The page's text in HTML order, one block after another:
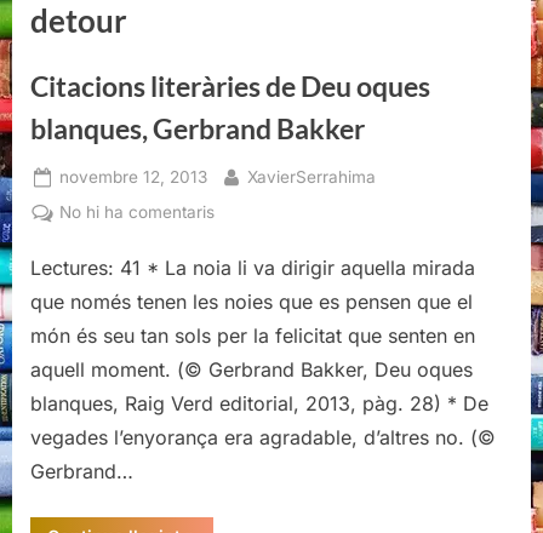
detour
Citacions literàries de Deu oques
blanques, Gerbrand Bakker
Posted
on
novembre 12, 2013 By
XavierSerrahima
No hi ha comentarisa
literàries
de
oques
blanques,
Gerbrand
Bakker
Lectures: 41 * La noia li va dirigir aquella mirada
que només tenen les noies que es pensen que el
món és seu tan sols per la felicitat que senten en
aquell moment. (© Gerbrand Bakker, Deu oques
blanques, Raig Verd editorial, 2013, pàg. 28) * De
vegades l’enyorança era agradable, d’altres no. (©
Gerbrand…